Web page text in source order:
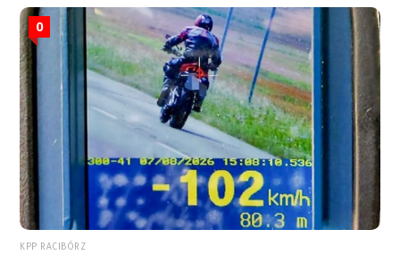
0
KPP RACIBÓRZ